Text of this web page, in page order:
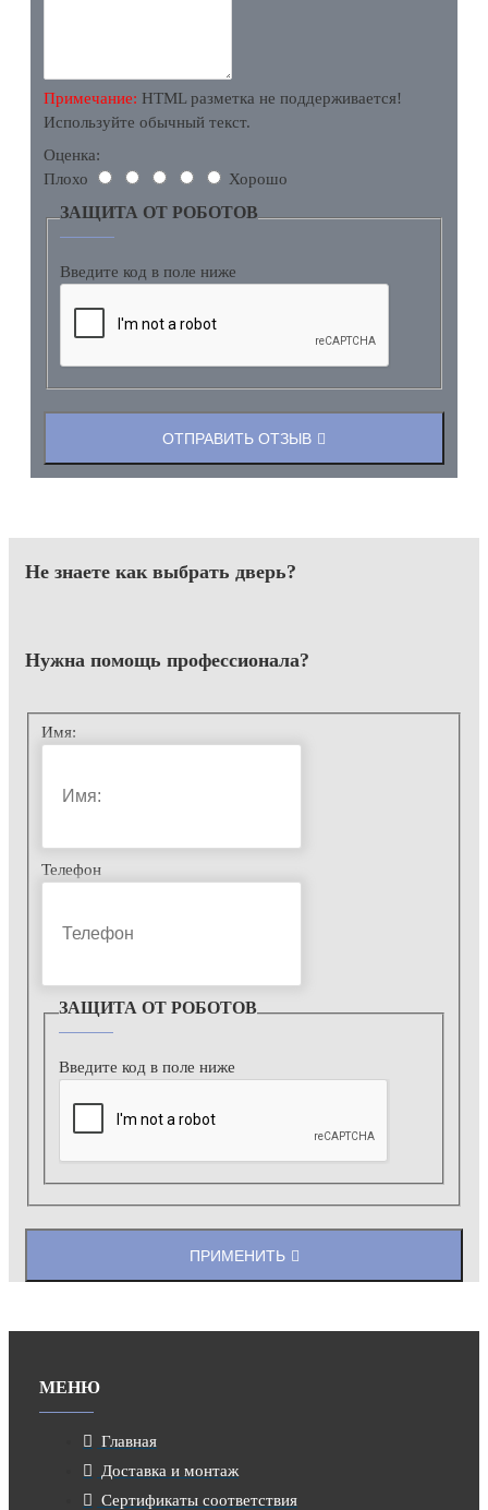
Примечание: HTML разметка не поддерживается!
Используйте обычный текст.
Оценка:
Плохо
Хорошо
ЗАЩИТА ОТ РОБОТОВ
Введите код в поле ниже
ОТПРАВИТЬ ОТЗЫВ
Не знаете как выбрать дверь?
Нужна помощь профессионала?
Имя:
Телефон
ЗАЩИТА ОТ РОБОТОВ
Введите код в поле ниже
ПРИМЕНИТЬ
МЕНЮ
Главная
Доставка и монтаж
Сертификаты соответствия